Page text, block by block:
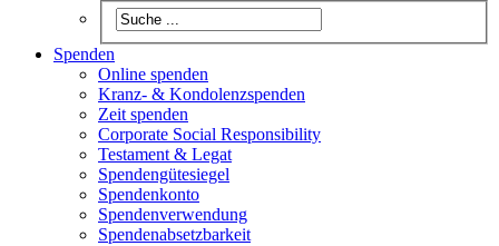
Spenden
Online spenden
Kranz- & Kondolenzspenden
Zeit spenden
Corporate Social Responsibility
Testament & Legat
Spendengütesiegel
Spendenkonto
Spendenverwendung
Spendenabsetzbarkeit